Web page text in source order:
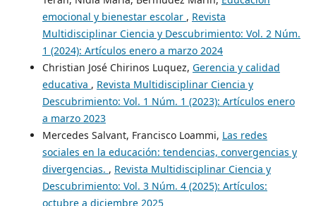
emocional y bienestar escolar , Revista
Multidisciplinar Ciencia y Descubrimiento: Vol. 2 Núm.
1 (2024): Artículos enero a marzo 2024
Christian José Chirinos Luquez, Gerencia y calidad
educativa , Revista Multidisciplinar Ciencia y
Descubrimiento: Vol. 1 Núm. 1 (2023): Artículos enero
a marzo 2023
Mercedes Salvant, Francisco Loammi, Las redes
sociales en la educación: tendencias, convergencias y
divergencias. , Revista Multidisciplinar Ciencia y
Descubrimiento: Vol. 3 Núm. 4 (2025): Artículos:
octubre a diciembre 2025